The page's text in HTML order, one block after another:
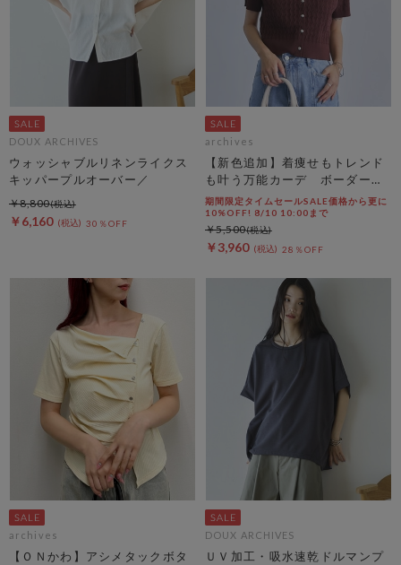
DOUX ARCHIVES
ウォッシャブルリネンライクス
キッパープルオーバー／
￥6,160 30％OFF
￥8,800
archives
【新色追加】着痩せもトレンド
も叶う万能カーデ ボーダーア
ソートハーフスリーブケーブル
ニットカーディガン
期間限定タイムセールSALE価格から更に
10%OFF! 8/10 10:00まで
￥3,960 28％OFF
￥5,500
archives
【ＯＮかわ】アシメタックボタ
DOUX ARCHIVES
ＵＶ加工・吸水速乾ドルマンプ